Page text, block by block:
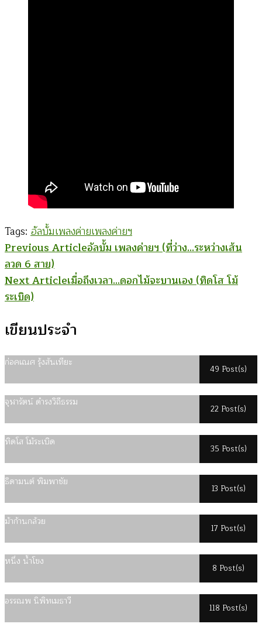
Tags: อัลบั้มเพลงค่ายเพลงค่ายฯ
Post
Navigation
Previous Articleอัลบั้ม เพลงค่ายฯ (ที่ว่าง…ระหว่างเส้น
ลวด 6 สาย)
Next Articleเมื่อถึงเวลา…ดอกไม้จะบานเอง (ทิดโส โม้
ระเบิด)
เขียนประจำ
ก่อคเณศ รุ้งสันเทียะ
49 Post(s)
จุฬารัตน์ ดำรงวิถีธรรม
22 Post(s)
ทิดโส โม้ระเบิด
35 Post(s)
ธิดามนต์ พิมพาชัย
13 Post(s)
ม้าก้านกล้วย
17 Post(s)
หนึ่ง น้ำโขง
8 Post(s)
อรรณพ นิพิทเมธาวี
118 Post(s)